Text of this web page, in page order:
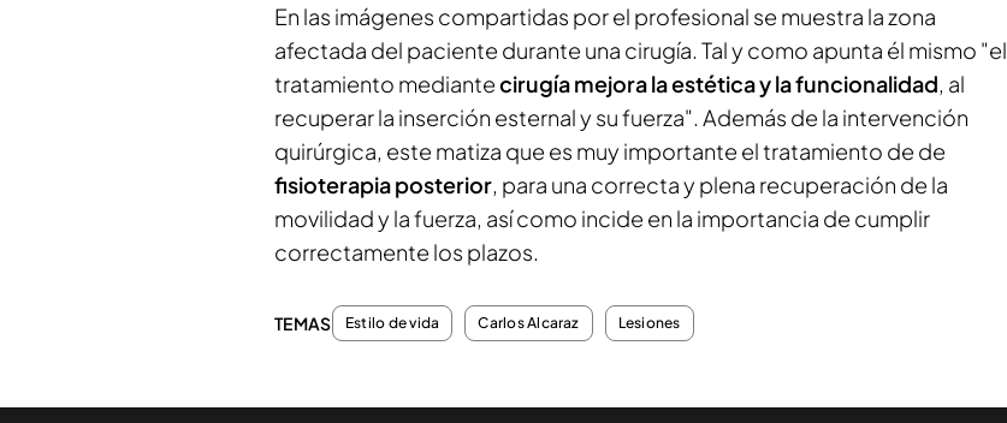
En las imágenes compartidas por el profesional se muestra la zona
afectada del paciente durante una cirugía. Tal y como apunta él mismo "el
tratamiento mediantecirugía mejora la estética y la funcionalidad, al
recuperar la inserción esternal y su fuerza". Además de la intervención
quirúrgica, este matiza que es muy importante el tratamiento de de
fisioterapia posterior, para una correcta y plena recuperación de la
movilidad y la fuerza, así como incide en la importancia de cumplir
correctamente los plazos.
TEMAS Estilo de vida Carlos Alcaraz Lesiones